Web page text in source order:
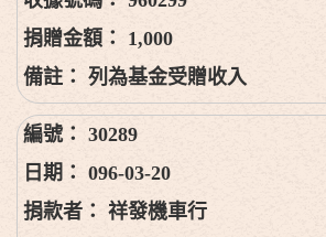
1,000
列為基金受贈收入
30289
096-03-20
祥發機車行